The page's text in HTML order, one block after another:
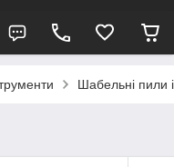
Шабельні пили